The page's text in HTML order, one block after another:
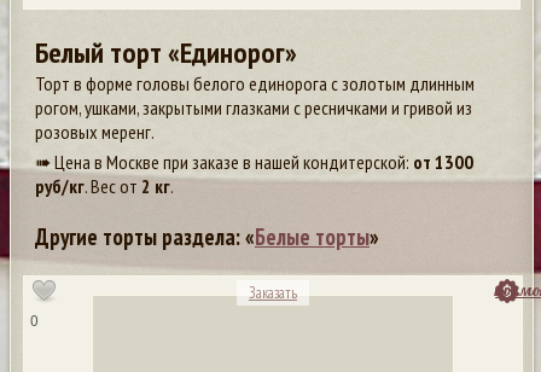
Белый торт «Единорог»
Торт в форме головы белого единорога с золотым длинным
рогом, ушками, закрытыми глазками с ресничками и гривой из
розовых меренг.
➠ Цена в Москве при заказе в нашей кондитерской: от 1300
руб/кг. Вес от 2 кг.
Другие торты раздела: «Белые торты»
0
Заказать